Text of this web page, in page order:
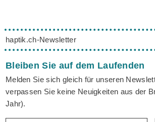
haptik.ch-Newsletter
Bleiben Sie auf dem Laufenden
Melden Sie sich gleich für unseren
verpassen Sie keine Neuigkeiten aus der
Jahr).